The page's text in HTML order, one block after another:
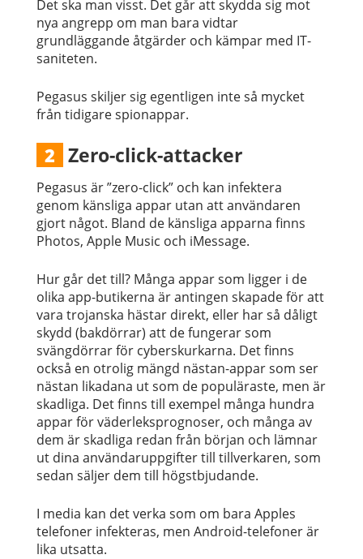
Det ska man visst. Det går att skydda sig mot
nya angrepp om man bara vidtar
grundläggande åtgärder och kämpar med IT-
saniteten.
Pegasus skiljer sig egentligen inte så mycket
från tidigare spionappar.
2 Zero-click-attacker
Pegasus är ”zero-click” och kan infektera
genom känsliga appar utan att användaren
gjort något. Bland de känsliga apparna finns
Photos, Apple Music och iMessage.
Hur går det till? Många appar som ligger i de
olika app-butikerna är antingen skapade för att
vara trojanska hästar direkt, eller har så dåligt
skydd (bakdörrar) att de fungerar som
svängdörrar för cyberskurkarna. Det finns
också en otrolig mängd nästan-appar som ser
nästan likadana ut som de populäraste, men är
skadliga. Det finns till exempel många hundra
appar för väderleksprognoser, och många av
dem är skadliga redan från början och lämnar
ut dina användaruppgifter till tillverkaren, som
sedan säljer dem till högstbjudande.
I media kan det verka som om bara Apples
telefoner infekteras, men Android-telefoner är
lika utsatta.